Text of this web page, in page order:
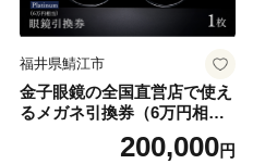
福井県鯖江市
金子眼鏡の全国直営店で使え
るメガネ引換券（6万円相
当） Platinum200,000円